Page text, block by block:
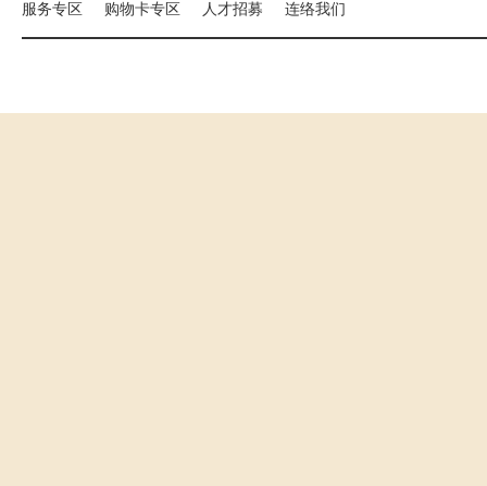
服务专区 购物卡专区 人才招募 连络我们